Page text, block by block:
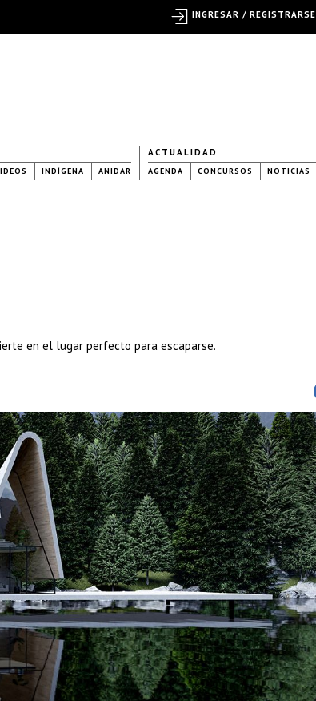
INDÍGENA ANIDAR
ACTUALIDAD
AGENDA CONCURSOS NOTICIAS
en el lugar perfecto para escaparse.
INGRESAR / REGISTRARSE